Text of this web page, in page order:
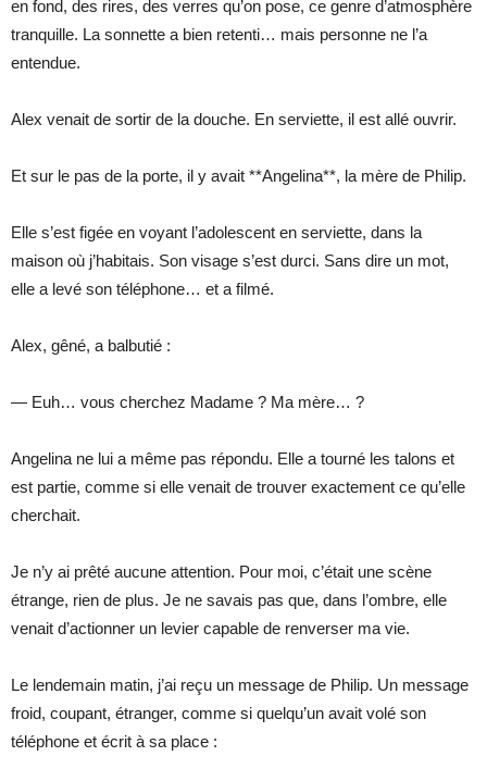
en fond, des rires, des verres qu’on pose, ce genre d’atmosphère
tranquille. La sonnette a bien retenti… mais personne ne l’a
entendue.
Alex venait de sortir de la douche. En serviette, il est allé ouvrir.
Et sur le pas de la porte, il y avait **Angelina**, la mère de Philip.
Elle s’est figée en voyant l’adolescent en serviette, dans la
maison où j’habitais. Son visage s’est durci. Sans dire un mot,
elle a levé son téléphone… et a filmé.
Alex, gêné, a balbutié :
— Euh… vous cherchez Madame ? Ma mère… ?
Angelina ne lui a même pas répondu. Elle a tourné les talons et
est partie, comme si elle venait de trouver exactement ce qu’elle
cherchait.
Je n’y ai prêté aucune attention. Pour moi, c’était une scène
étrange, rien de plus. Je ne savais pas que, dans l’ombre, elle
venait d’actionner un levier capable de renverser ma vie.
Le lendemain matin, j’ai reçu un message de Philip. Un message
froid, coupant, étranger, comme si quelqu’un avait volé son
téléphone et écrit à sa place :